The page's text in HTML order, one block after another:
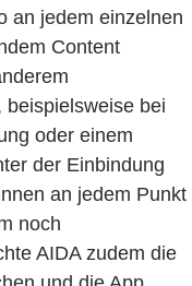
an jedem einzelnen
Content
beispielsweise bei
oder einem
der Einbindung
an jedem Punkt
noch
AIDA zudem die